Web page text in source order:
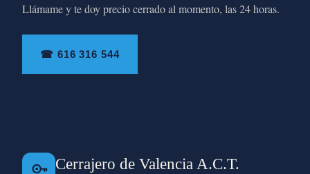
Llámame y te doy precio cerrado al momento, las 24 horas.
☎ 616 316 544
Cerrajero de Valencia A.C.T.